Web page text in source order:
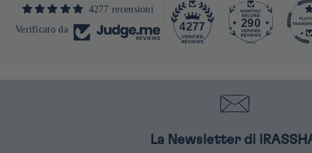
4277 recensioni
Verificato da
4277 290
La Newsletter di